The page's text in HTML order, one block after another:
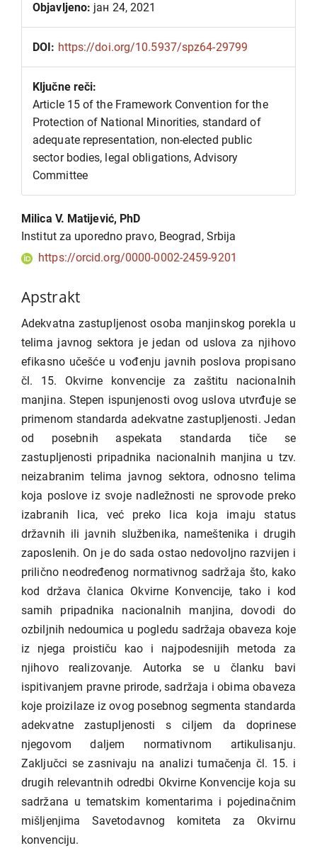
Objavljeno: јан 24, 2021
DOI: https://doi.org/10.5937/spz64-29799
Ključne reči:
Article 15 of the Framework Convention for the
Protection of National Minorities, standard of
adequate representation, non-elected public
sector bodies, legal obligations, Advisory
Committee
Glavni
sadržaj
članka
Milica V. Matijević, PhD
Institut za uporedno pravo, Beograd, Srbija
https://orcid.org/0000-0002-2459-9201
Apstrakt
Adekvatna zastupljenost osoba manjinskog porekla u
telima javnog sektora je jedan od uslova za njihovo
efikasno učešće u vođenju javnih poslova propisano
čl. 15. Okvirne konvencije za zaštitu nacionalnih
manjina. Stepen ispunjenosti ovog uslova utvrđuje se
primenom standarda adekvatne zastupljenosti. Jedan
od posebnih aspekata standarda tiče se
zastupljenosti pripadnika nacionalnih manjina u tzv.
neizabranim telima javnog sektora, odnosno telima
koja poslove iz svoje nadležnosti ne sprovode preko
izabranih lica, već preko lica koja imaju status
državnih ili javnih službenika, nameštenika i drugih
zaposlenih. On je do sada ostao nedovoljno razvijen i
prilično neodređenog normativnog sadržaja što, kako
kod država članica Okvirne Konvencije, tako i kod
samih pripadnika nacionalnih manjina, dovodi do
ozbiljnih nedoumica u pogledu sadržaja obaveza koje
iz njega proističu kao i najpodesnijih metoda za
njihovo realizovanje. Autorka se u članku bavi
ispitivanjem pravne prirode, sadržaja i obima obaveza
koje proizilaze iz ovog posebnog segmenta standarda
adekvatne zastupljenosti s ciljem da doprinese
njegovom daljem normativnom artikulisanju.
Zaključci se zasnivaju na analizi tumačenja čl. 15. i
drugih relevantnih odredbi Okvirne Konvencije koja su
sadržana u tematskim komentarima i pojedinačnim
mišljenjima Savetodavnog komiteta za Okvirnu
konvenciju.